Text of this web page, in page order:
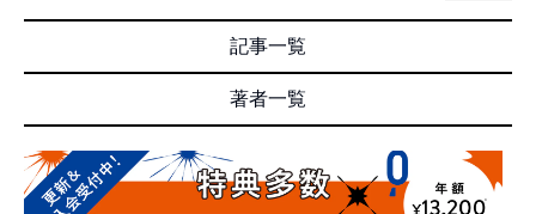
記事一覧
著者一覧